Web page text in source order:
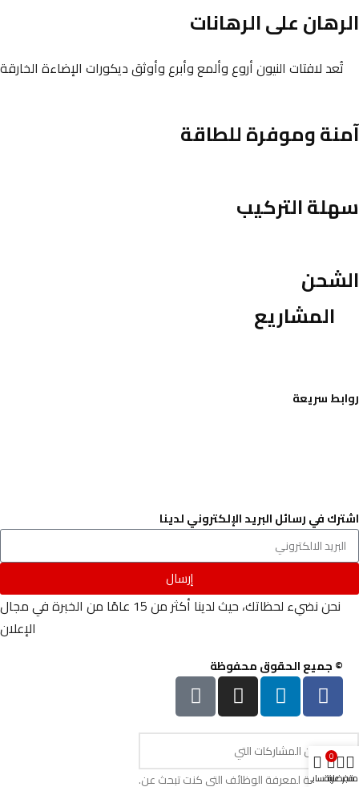
الرهان على الرهانات
تُعد لافتات النيون أروع وألمع وأبرع وأوثق ديكورات الإضاءة الخارقة
آمنة وموفرة للطاقة
سهلة التركيب
الشحن
المشاريع
روابط سريعة
اشترك في رسائل البريد الإلكتروني لدينا
إرسال
نحن نضيء لحظاتك، حيث لدينا أكثر من 15 عامًا من الخبرة في مجال
الإعلان
© جميع الحقوق محفوظة
ابدأ في كتابة لمعرفة الوظائف التي كنت تبحث عن.
متجر
مفضلة
0
عربةحسابي